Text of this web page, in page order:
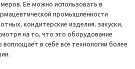
Её можно использовать в
промышленности
кондитерские изделия, закуски,
на то, что это оборудование
в себе все технологии более